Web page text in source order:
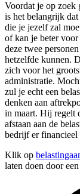
Voordat je op zoek
is het belangrijk
die je jezelf zal
of kan je beter
deze twee
hetzelfde kunnen.
zich voor het
administratie.
zul je echt een
denken aan
in maart. Hij regelt
afstaan aan de
bedrijf er
Klik op
laten doen door